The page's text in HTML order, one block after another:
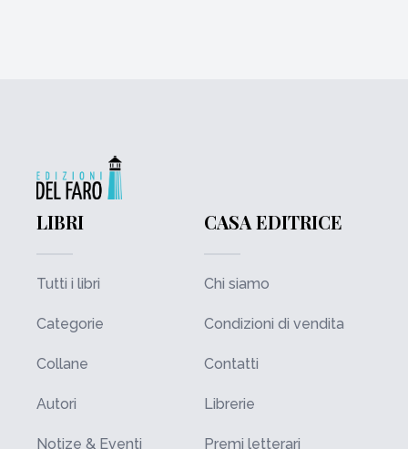
LIBRI
Tutti i libri
Categorie
Collane
Autori
Notize & Eventi
CASA EDITRICE
Chi siamo
Condizioni di vendita
Contatti
Librerie
Premi letterari